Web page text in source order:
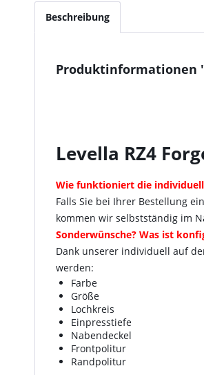
Beschreibung
Produktinformationen
Levella RZ4
Wie funktioniert die
Falls Sie bei Ihrer Bestellung
kommen wir selbstständig im
Sonderwünsche? Was ist
Dank unserer individuell auf
werden:
Farbe
Größe
Lochkreis
Einpresstiefe
Nabendeckel
Frontpolitur
Randpolitur